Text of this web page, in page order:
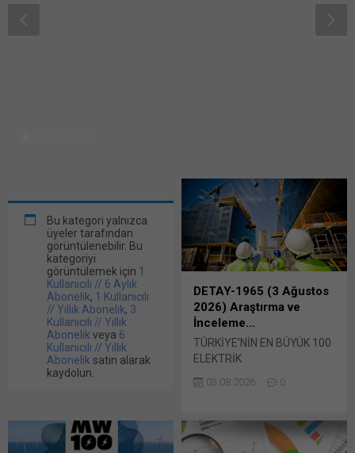
Bu kategori yalnızca
üyeler tarafından
görüntülenebilir. Bu
kategoriyi
görüntülemek için 1
Kullanıcılı // 6 Aylık
Abonelik, 1 Kullanıcılı
// Yıllık Abonelik, 3
Kullanıcılı // Yıllık
Abonelik veya 6
Kullanıcılı // Yıllık
Abonelik satın alarak
kaydolun.
DETAY-1965 (3 Ağustos
2026) Araştırma ve
İnceleme…
TÜRKİYE’NİN EN BÜYÜK 100
ELEKTRİK
ÜRETİCİSİ-2026 ·
MW100 – 2026 Veri
Enerji Günlüğü internet
sitesinde yer alan habere
03.08.2026 0